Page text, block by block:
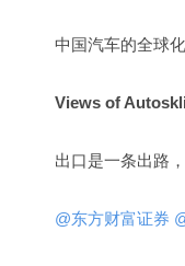
中国汽车的全球
Views of
出口是一条出路
@东方财富证券